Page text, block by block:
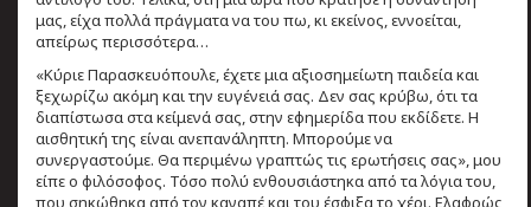
μας, είχα πολλά πράγματα να του πω, κι εκείνος, εννοείται,
απείρως περισσότερα…
«Κύριε Παρασκευόπουλε, έχετε μια αξιοσημείωτη παιδεία και
ξεχωρίζω ακόμη και την ευγένειά σας. Δεν σας κρύβω, ότι τα
διαπίστωσα στα κείμενά σας, στην εφημερίδα που εκδίδετε. Η
αισθητική της είναι ανεπανάληπτη. Μπορούμε να
συνεργαστούμε. Θα περιμένω γραπτώς τις ερωτήσεις σας», μου
είπε ο φιλόσοφος. Τόσο πολύ ενθουσιάστηκα από τα λόγια του,
που σηκώθηκα από τον καναπέ και του έσφιξα το χέρι. Ελαφρώς